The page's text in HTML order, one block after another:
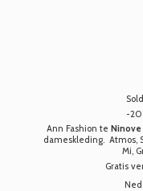
-
Ann Fashion te Ninove
dameskleding. Atmos,
Mi,
Gratis